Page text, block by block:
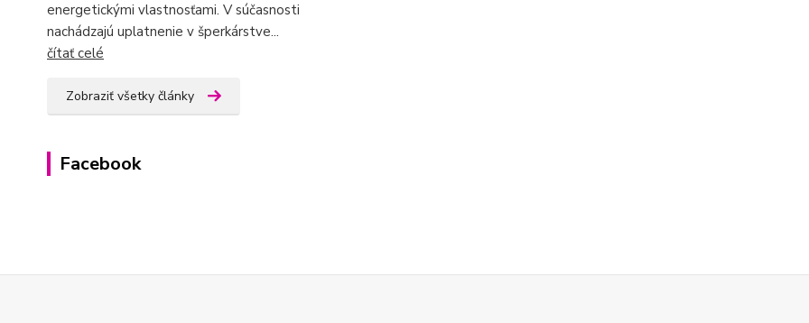
energetickými vlastnosťami. V súčasnosti
nachádzajú uplatnenie v šperkárstve...
čítať celé
Zobraziť všetky články
Facebook